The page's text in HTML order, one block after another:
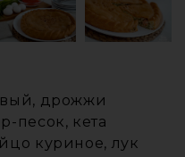
дрожжи
песок, кета
куриное, лук